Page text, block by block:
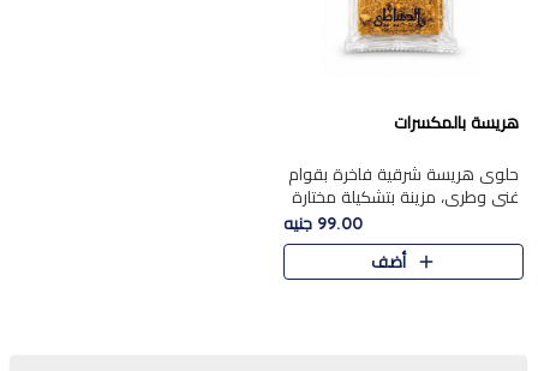
هريسة بالمكسرات
حلوى هريسة شرقية فاخرة بقوام
غني وطري، مزينة بتشكيلة مختارة
من المكسرات الفاخرة التي تضيف
قرمشة مميزة ونكهة غنية في كل
قطعة. تجمع بين المذاق..
99.00 جنيه
أضف